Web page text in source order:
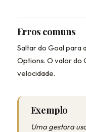
Erros comuns
Saltar do Goal para
Options. O valor do
velocidade.
Exemplo
Uma gestora